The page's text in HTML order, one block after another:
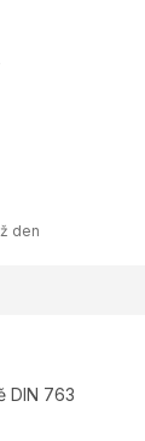
den
DIN 763